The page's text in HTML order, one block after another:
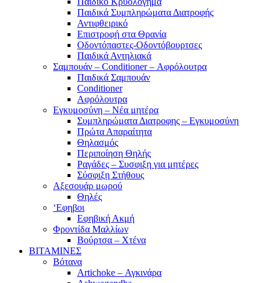
Παιδικά Συμπληρώματα Διατροφής
Αντιφθειρικό
Επιστροφή στα Θρανία
Οδοντόπαστες-Οδοντόβουρτσες
Παιδικά Αντηλιακά
Σαμπουάν – Conditioner – Αφρόλουτρα
Παιδικά Σαμπουάν
Conditioner
Αφρόλουτρα
Εγκυμοσύνη – Νέα μητέρα
Συμπληρώματα Διατροφης – Εγκυμοσύνη
Πρώτα Απαραίτητα
Θηλασμός
Περιποίηση Θηλής
Ραγάδες – Συσφιξη για μητέρες
Σύσφιξη Στήθους
Αξεσουάρ μωρού
Θηλές
‘Εφηβοι
Εφηβική Ακμή
Φροντίδα Μαλλίων
Βούρτσα – Χτένα
ΒΙΤΑΜΙΝΕΣ
Βότανα
Artichoke – Αγκινάρα